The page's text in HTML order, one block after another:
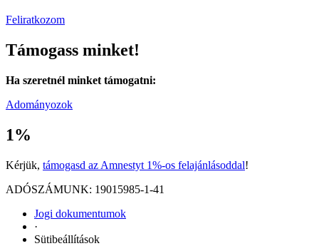
Feliratkozom
Támogass minket!
Ha szeretnél minket támogatni:
Adományozok
1%
Kérjük, támogasd az Amnestyt 1%-os felajánlásoddal!
ADÓSZÁMUNK: 19015985-1-41
Jogi dokumentumok
·
Sütibeállítások